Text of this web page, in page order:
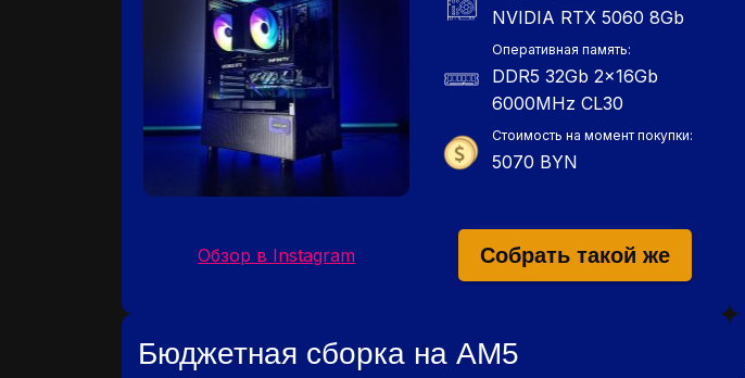
NVIDIA RTX 5060 8Gb
Оперативная память:
DDR5 32Gb 2x16Gb
6000MHz СL30
Стоимость на момент покупки:
5070 BYN
Обзор в Instagram Собрать такой же
Бюджетная сборка на АМ5